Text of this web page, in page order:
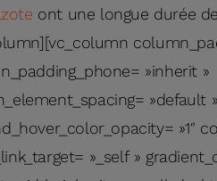
ont une longue durée
»inherit »
»default »
»1″
»_self »